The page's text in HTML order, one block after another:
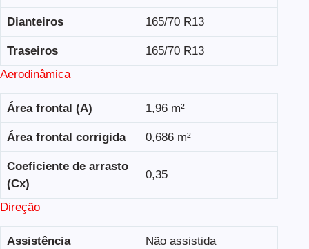
Dianteiros 165/70 R13
Traseiros
165/70 R13
Aerodinâmica
Área frontal (A) 1,96 m²
Área frontal corrigida 0,686 m²
Coeficiente de arrasto
(Cx)
0,35
Direção
Assistência Não assistida